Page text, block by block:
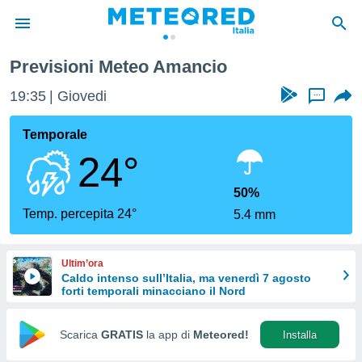
di
per
le
di
Web
Previsioni Meteo Amancio
19:35 Giovedi ...
Temporale
24°
Temp. percepita 24°
50%
5.4 mm
Ultim’ora
Caldo intenso sull’Italia, ma venerdì 7 agosto
forti temporali minacciano il Nord
Scarica GRATIS la app di Meteored! Installa